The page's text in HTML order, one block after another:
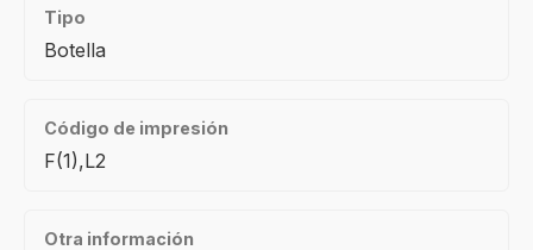
Tipo
Botella
Código de impresión
F(1),L2
Otra información